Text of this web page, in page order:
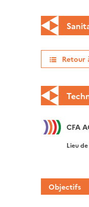
Retour
CFA
Lieu
Objectifs